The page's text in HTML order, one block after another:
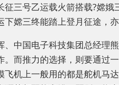
征三号乙运载火箭搭载?嫦
下嫦三终能踏上登月征途，
、中国电子科技集团总经理
。而推力的选择，则要通过
飞机上一般用的都是舵机马